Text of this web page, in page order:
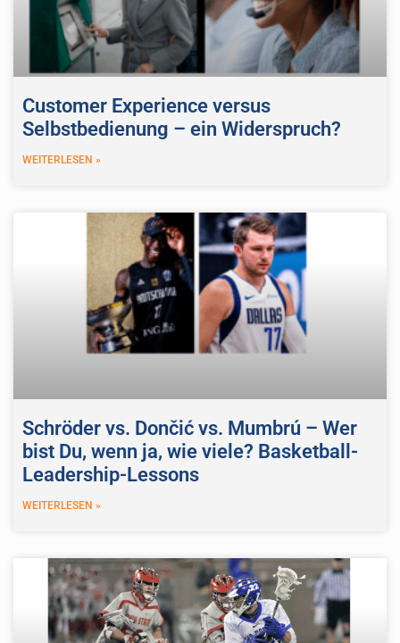
Customer Experience versus
Selbstbedienung – ein Widerspruch?
WEITERLESEN »
Schröder vs. Dončić vs. Mumbrú – Wer
bist Du, wenn ja, wie viele? Basketball-
Leadership-Lessons
WEITERLESEN »